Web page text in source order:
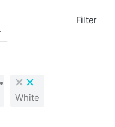
Filter
White